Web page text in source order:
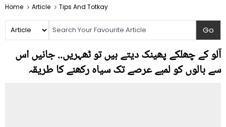
Home Article Tips And Totkay
آلو کے چھلکے پھینک دیتے ہیں تو ٹھہریں.. جانیں اس
سے بالوں کو لمبے عرصے تک سیاہ رکھنے کا طریقہ